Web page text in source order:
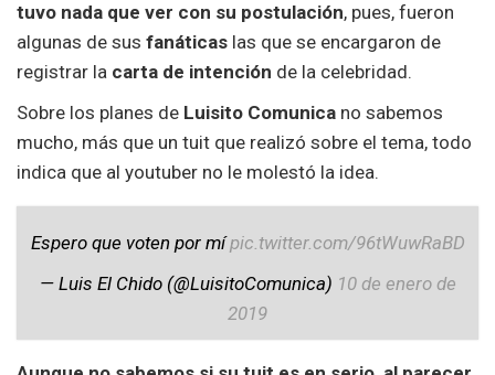
tuvo nada que ver con su postulación, pues, fueron
algunas de sus fanáticas las que se encargaron de
registrar la carta de intención de la celebridad.
Sobre los planes de Luisito Comunica no sabemos
mucho, más que un tuit que realizó sobre el tema, todo
indica que al youtuber no le molestó la idea.
Espero que voten por mípic.twitter.com/96tWuwRaBD
— Luis El Chido (@LuisitoComunica) 10 de enero de
2019